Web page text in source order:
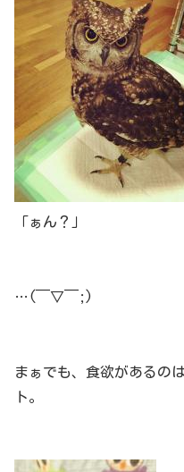
「ぁん？」
…(￣▽￣;)
まぁでも、食欲があるの
ト。